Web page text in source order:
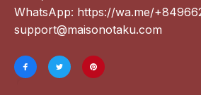
WhatsApp: https://wa.me/
support@maisonotaku.com